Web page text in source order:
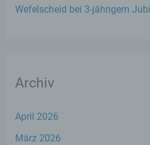
Wefelscheid bei 3-jährigem
Archiv
April 2026
März 2026